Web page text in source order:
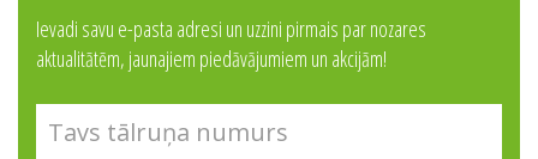
Ievadi savu e-pasta adresi un uzzini pirmais par nozares
aktualitātēm, jaunajiem piedāvājumiem un akcijām!